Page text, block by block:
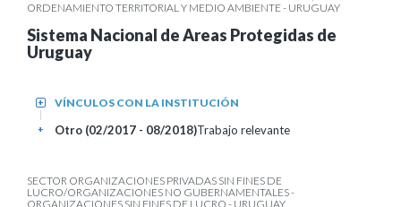
ORDENAMIENTO TERRITORIAL Y MEDIO AMBIENTE - URUGUAY
Sistema Nacional de Areas Protegidas de
Uruguay
VÍNCULOS CON LA INSTITUCIÓN
+
Otro (02/2017 - 08/2018)Trabajo relevante
+
SECTOR ORGANIZACIONES PRIVADAS SIN FINES DE
LUCRO/ORGANIZACIONES NO GUBERNAMENTALES -
ORGANIZACIONES SIN FINES DE LUCRO - URUGUAY